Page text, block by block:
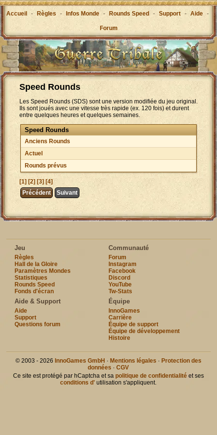
Accueil - Règles - Infos Monde - Rounds Speed - Support - Aide -
Forum
Speed Rounds
Les Speed Rounds (SDS) sont une version modifiée du jeu original.
Ils sont joués avec une vitesse très rapide (ex. 120 fois) et durent
entre quelques heures et quelques semaines.
Speed Rounds
Anciens Rounds
Actuel
Rounds prévus
[1] [2] [3] [4]
Précédent
Suivant
Jeu
Règles
Hall de la Gloire
Paramètres Mondes
Statistiques
Rounds Speed
Fonds d'écran
Communauté
Forum
Instagram
Facebook
Discord
YouTube
Tw-Stats
Aide & Support
Aide
Support
Questions forum
Équipe
InnoGames
Carrière
Équipe de support
Équipe de développement
Histoire
© 2003 - 2026 InnoGames GmbH · Mentions légales · Protection des
données ·CGV
Ce site est protégé par hCaptcha et sa politique de confidentialitéet ses
conditions d' utilisation s'appliquent.